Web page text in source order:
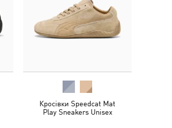
Кросівки Speedcat Mat
Play Sneakers Unisex